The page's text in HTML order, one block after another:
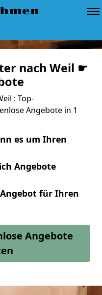
nach Weil ☛
: Top-
Angebote in 1
es um Ihren
Angebote
Angebot für Ihren
Angebote